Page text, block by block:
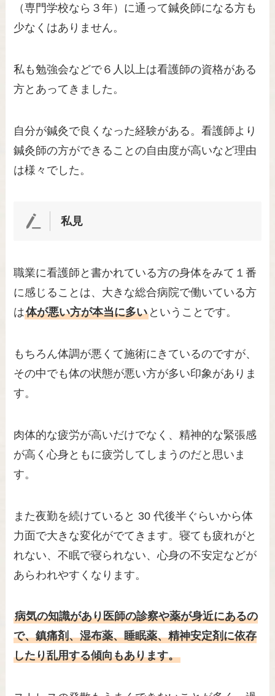
（専門学校なら３年）に通って鍼灸師になる方も
少なくはありません。
私も勉強会などで６人以上は看護師の資格がある
方とあってきました。
自分が鍼灸で良くなった経験がある。看護師より
鍼灸師の方ができることの自由度が高いなど理由
は様々でした。
私見
職業に看護師と書かれている方の身体をみて１番
に感じることは、大きな総合病院で働いている方
は体が悪い方が本当に多い ということです。
もちろん体調が悪くて施術にきているのですが、
その中でも体の状態が悪い方が多い印象がありま
す。
肉体的な疲労が高いだけでなく、精神的な緊張感
が高く心身ともに疲労してしまうのだと思いま
す。
また夜勤を続けていると 30 代後半ぐらいから体
力面で大きな変化がでてきます。寝ても疲れがと
れない、不眠で寝られない、心身の不安定などが
あらわれやすくなります。
病気の知識があり医師の診察や薬が身近にあるの
で、鎮痛剤、湿布薬、睡眠薬、精神安定剤に依存
したり乱用する傾向もあります。